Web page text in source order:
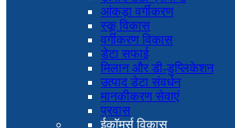
आंकड़ा वर्गीकरण
स्कू विकास
वर्गीकरण विकास
डेटा सफाई
मिलान और डी-डुप्लिकेशन
उत्पाद डेटा संवर्धन
मानकीकरण सेवाएं
प्रवास
ईकॉमर्स विकास